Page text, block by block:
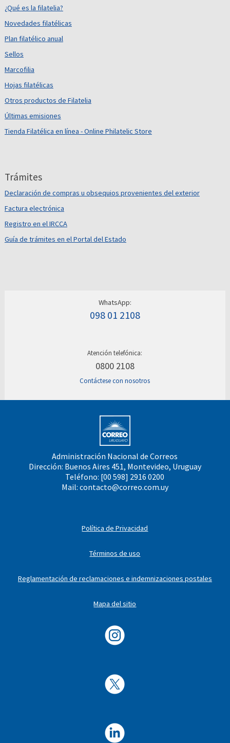
¿Qué es la filatelia?
Novedades filatélicas
Plan filatélico anual
Sellos
Marcofilia
Hojas filatélicas
Otros productos de Filatelia
Últimas emisiones
Tienda Filatélica en línea - Online Philatelic Store
Trámites
Declaración de compras u obsequios provenientes del exterior
Factura electrónica
Registro en el IRCCA
Guía de trámites en el Portal del Estado
WhatsApp:
098 01 2108
Atención telefónica:
0800 2108
Contáctese con nosotros
Administración Nacional de Correos
Dirección: Buenos Aires 451, Montevideo, Uruguay
Teléfono: [00 598] 2916 0200
Mail: contacto@correo.com.uy
Política de Privacidad
Términos de uso
Reglamentación de reclamaciones e indemnizaciones postales
Mapa del sitio